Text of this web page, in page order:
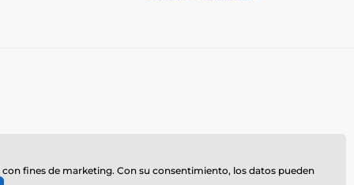
fines de marketing. Con su consentimiento, los datos pueden